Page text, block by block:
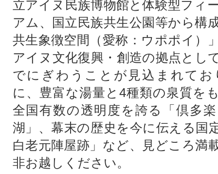
立アイヌ民族博物館と体験型フィ
アム、国立民族共生公園等から構
共生象徴空間（愛称：ウポポイ）
アイヌ文化復興・創造の拠点とし
でにぎわうことが見込まれてお
に、豊富な湯量と4種類の泉質を
全国有数の透明度を誇る「倶多
湖」、幕末の歴史を今に伝える国
白老元陣屋跡」など、見どころ満
非お越しください。